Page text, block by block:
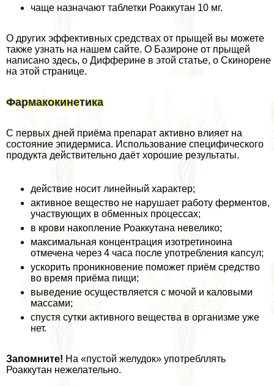
чаще назначают таблетки Роаккутан 10 мг.
О других эффективных средствах от прыщей вы можете
также узнать на нашем сайте. О Базироне от прыщей
написано здесь, о Дифферине в этой статье, о Скинорене
на этой странице.
Фармакокинетика
С первых дней приёма препарат активно влияет на
состояние эпидермиса. Использование специфического
продукта действительно даёт хорошие результаты.
действие носит линейный хаpaктер;
активное вещество не нарушает работу ферментов,
участвующих в обменных процессах;
в крови накопление Роаккутана невелико;
максимальная концентрация изотретиноина
отмечена через 4 часа после употрeбления капсул;
ускорить проникновение поможет приём средство
во время приёма пищи;
выведение осуществляется с мочой и каловыми
массами;
спустя сутки активного вещества в организме уже
нет.
Запомните! На «пустой желудок» употрeбллять
Роаккутан нежелательно.